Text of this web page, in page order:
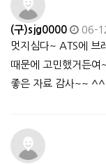
(구)sjg0000
06-
멋지심다~ ATS에 브
때문에 고민했거든여
좋은 자료 감사~~ ^^